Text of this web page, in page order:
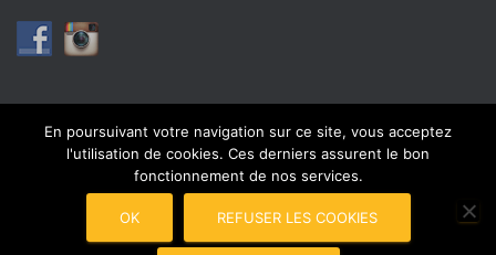
FACEBOOK INSTAGRAM MENTIONS LÉGALES
En poursuivant votre navigation sur ce site, vous acceptez
l'utilisation de cookies. Ces derniers assurent le bon
fonctionnement de nos services.
OK REFUSER LES COOKIES